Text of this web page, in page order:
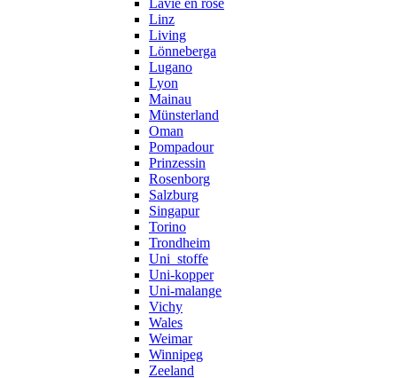
Lavie en rose
Linz
Living
Lönneberga
Lugano
Lyon
Mainau
Münsterland
Oman
Pompadour
Prinzessin
Rosenborg
Salzburg
Singapur
Torino
Trondheim
Uni_stoffe
Uni-kopper
Uni-malange
Vichy
Wales
Weimar
Winnipeg
Zeeland